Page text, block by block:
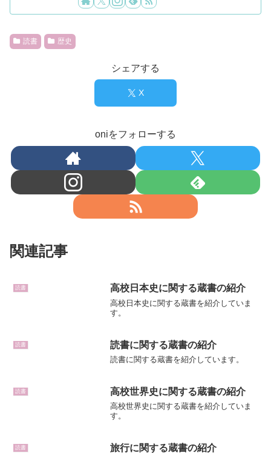
読書 歴史
シェアする
X
oniをフォローする
関連記事
読書 高校日本史に関する蔵書の紹介
高校日本史に関する蔵書を紹介していま
す。
読書 読書に関する蔵書の紹介
読書に関する蔵書を紹介しています。
読書 高校世界史に関する蔵書の紹介
高校世界史に関する蔵書を紹介していま
す。
読書 旅行に関する蔵書の紹介